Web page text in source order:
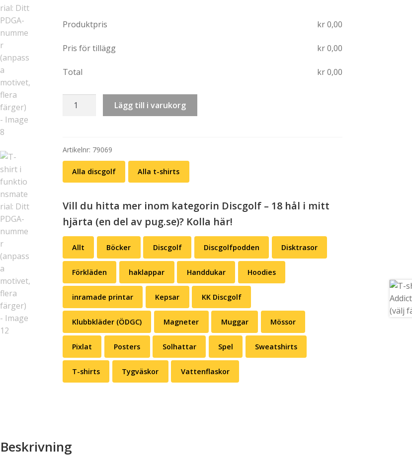
Produktpris kr0,00
Pris för tillägg kr0,00
Total kr0,00
shirt
Ditt
PDGA-
nummer
(anpassa
flera
färger)
mängd
Lägg till i varukorg
Artikelnr: 79069
Alla discgolf Alla t-shirts
Vill du hitta mer inom kategorin Discgolf – 18 hål i mitt
hjärta (en del av pug.se)? Kolla här!
Allt Böcker Discgolf Discgolfpodden Disktrasor
Förkläden haklappar Handdukar Hoodies
inramade printar Kepsar KK Discgolf
Klubbkläder (ÖDGC) Magneter Muggar Mössor
Pixlat Posters Solhattar Spel Sweatshirts
T-shirts Tygväskor Vattenflaskor
Beskrivning